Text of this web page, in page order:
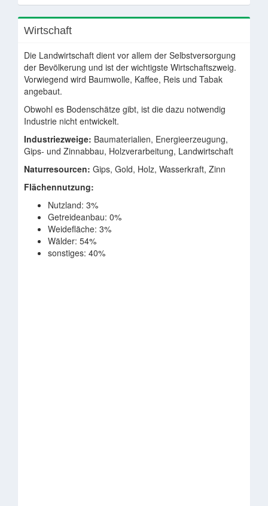
Wirtschaft
Die Landwirtschaft dient vor allem der Selbstversorgung
der Bevölkerung und ist der wichtigste Wirtschaftszweig.
Vorwiegend wird Baumwolle, Kaffee, Reis und Tabak
angebaut.
Obwohl es Bodenschätze gibt, ist die dazu notwendig
Industrie nicht entwickelt.
Industriezweige: Baumaterialien, Energieerzeugung,
Gips- und Zinnabbau, Holzverarbeitung, Landwirtschaft
Naturresourcen: Gips, Gold, Holz, Wasserkraft, Zinn
Flächennutzung:
Nutzland: 3%
Getreideanbau: 0%
Weidefläche: 3%
Wälder: 54%
sonstiges: 40%